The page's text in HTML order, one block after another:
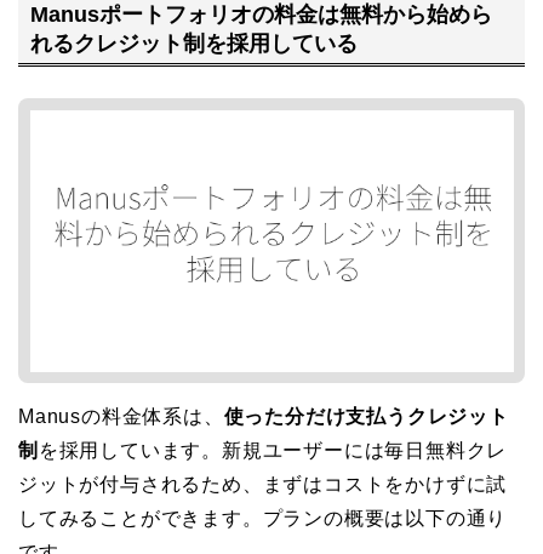
Manusポートフォリオの料金は無料から始めら
れるクレジット制を採用している
Manusの料金体系は、 使った分だけ支払うクレジット
制 を採用しています。新規ユーザーには毎日無料クレ
ジットが付与されるため、まずはコストをかけずに試
してみることができます。プランの概要は以下の通り